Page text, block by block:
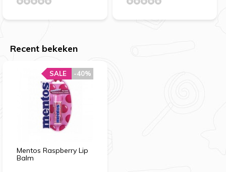
Recent bekeken
Mentos Raspberry Lip
Balm
-40%
SALE